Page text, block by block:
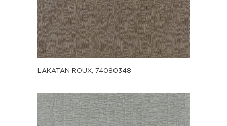
LAKATAN ROUX, 74080348